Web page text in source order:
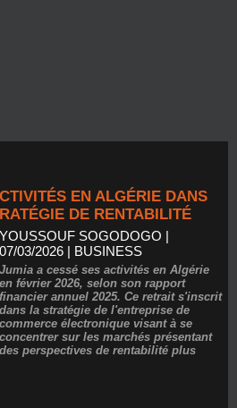
EN ALGÉRIE DANS
DE RENTABILITÉ
YOUSSOUF SOGODOGO |
07/03/2026 | BUSINESS
Jumia a cessé ses activités en Algérie
en février 2026, selon son rapport
financier annuel 2025. Ce retrait s'inscrit
dans la stratégie de l'entreprise de
commerce électronique visant à se
concentrer sur les marchés présentant
des perspectives de rentabilité plus